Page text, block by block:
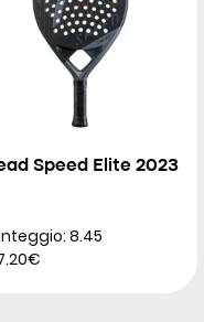
Speed Elite 2023
8.45